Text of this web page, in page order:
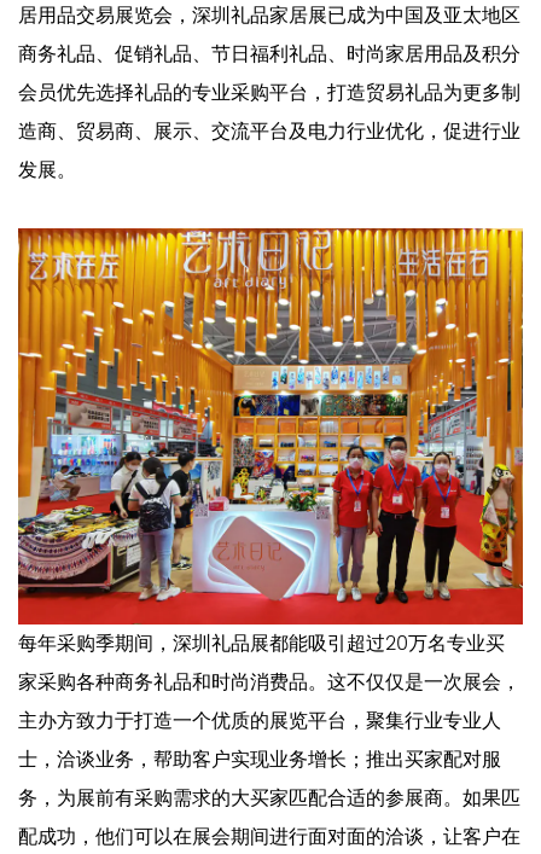
居用品交易展览会，深圳礼品家居展已成为中国及亚太地区
商务礼品、促销礼品、节日福利礼品、时尚家居用品及积分
会员优先选择礼品的专业采购平台，打造贸易礼品为更多制
造商、贸易商、展示、交流平台及电力行业优化，促进行业
发展。
每年采购季期间，深圳礼品展都能吸引超过20万名专业买
家采购各种商务礼品和时尚消费品。这不仅仅是一次展会，
主办方致力于打造一个优质的展览平台，聚集行业专业人
士，洽谈业务，帮助客户实现业务增长；推出买家配对服
务，为展前有采购需求的大买家匹配合适的参展商。如果匹
配成功，他们可以在展会期间进行面对面的洽谈，让客户在